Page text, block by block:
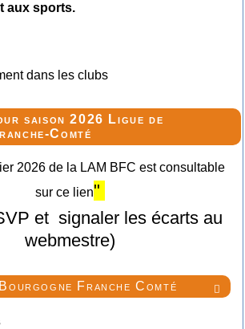

Franche Comté
aux sports.
dans les clubs
saison 2026 Ligue de
Comté
2026 de la LAM BFC est consultable
sur ce lien"
et signaler les écarts au
webmestre)